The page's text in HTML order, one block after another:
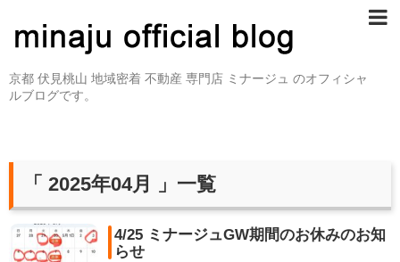
京都 伏見桃山 地域密着 不動産 専門店 ミナージュ のオフィシャ
ルブログです。
「 2025年04月 」一覧
4/25 ミナージュGW期間のお休みのお知
らせ